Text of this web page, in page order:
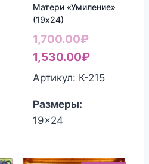
Матери «Умиление»
(19х24)
1,700.00₽
цена
1,530.00₽Текущая
цена:
Артикул: К-215
Размеры:
19x24